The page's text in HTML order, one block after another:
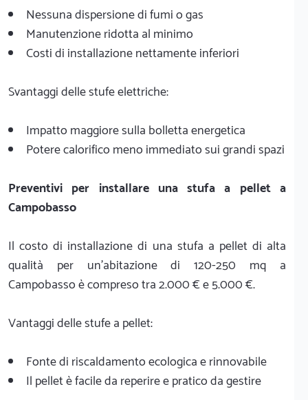
Nessuna dispersione di fumi o gas
Manutenzione ridotta al minimo
Costi di installazione nettamente inferiori
Svantaggi delle stufe elettriche:
Impatto maggiore sulla bolletta energetica
Potere calorifico meno immediato sui grandi spazi
Preventivi per installare una stufa a pellet a
Campobasso
Il costo di installazione di una stufa a pellet di alta
qualità per un'abitazione di 120-250 mq a
Campobasso è compreso tra 2.000 € e 5.000 €.
Vantaggi delle stufe a pellet:
Fonte di riscaldamento ecologica e rinnovabile
Il pellet è facile da reperire e pratico da gestire